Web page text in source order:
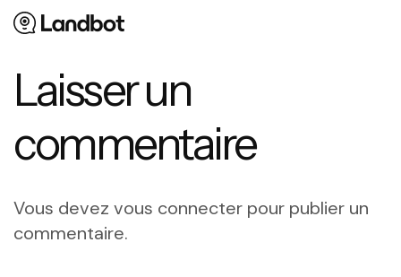
Laisser un
commentaire
Vous devez vous connecter pour publier un
commentaire.